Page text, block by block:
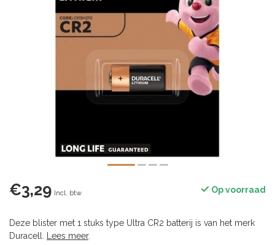
€3,29 Incl. btw Op voorraad
Deze blister met 1 stuks type Ultra CR2 batterij is van het merk
Duracell.
Lees meer.